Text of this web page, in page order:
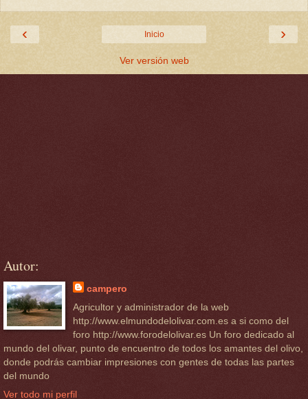
‹ ›
Inicio
Ver versión web
Autor:
campero
Agricultor y administrador de la web
http://www.elmundodelolivar.com.es a si como del
foro http://www.forodelolivar.es Un foro dedicado al
mundo del olivar, punto de encuentro de todos los amantes del olivo,
donde podrás cambiar impresiones con gentes de todas las partes
del mundo
Ver todo mi perfil